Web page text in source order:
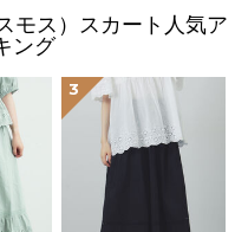
モス）スカート人気ア
ング
3